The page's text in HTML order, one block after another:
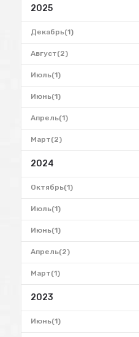
2025
Декабрь(1)
Август(2)
Июль(1)
Июнь(1)
Апрель(1)
Март(2)
2024
Октябрь(1)
Июль(1)
Июнь(1)
Апрель(2)
Март(1)
2023
Июнь(1)